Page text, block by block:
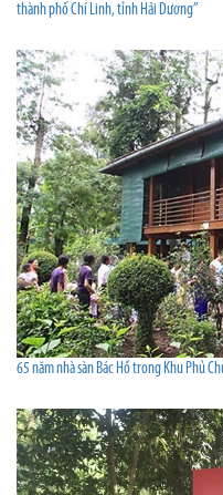
thành phố Chí Linh, tỉnh Hải Dương”
65 năm nhà sàn Bác Hồ trong Khu Phủ